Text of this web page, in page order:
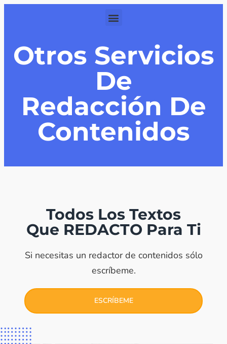
Otros Servicios
De
Redacción De
Contenidos
Todos Los Textos
Que REDACTO Para Ti
Si necesitas un redactor de contenidos sólo
escríbeme.
ESCRÍBEME